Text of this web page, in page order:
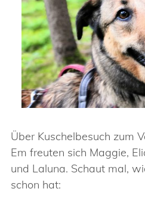
Über Kuschelbesuch zum
Em freuten sich Maggie,
und Laluna. Schaut mal,
schon hat: